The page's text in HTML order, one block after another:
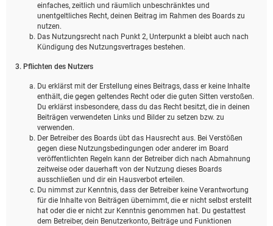
einfaches, zeitlich und räumlich unbeschränktes und
unentgeltliches Recht, deinen Beitrag im Rahmen des Boards zu
nutzen.
Das Nutzungsrecht nach Punkt 2, Unterpunkt a bleibt auch nach
Kündigung des Nutzungsvertrages bestehen.
3. Pflichten des Nutzers
Du erklärst mit der Erstellung eines Beitrags, dass er keine Inhalte
enthält, die gegen geltendes Recht oder die guten Sitten verstoßen.
Du erklärst insbesondere, dass du das Recht besitzt, die in deinen
Beiträgen verwendeten Links und Bilder zu setzen bzw. zu
verwenden.
Der Betreiber des Boards übt das Hausrecht aus. Bei Verstößen
gegen diese Nutzungsbedingungen oder anderer im Board
veröffentlichten Regeln kann der Betreiber dich nach Abmahnung
zeitweise oder dauerhaft von der Nutzung dieses Boards
ausschließen und dir ein Hausverbot erteilen.
Du nimmst zur Kenntnis, dass der Betreiber keine Verantwortung
für die Inhalte von Beiträgen übernimmt, die er nicht selbst erstellt
hat oder die er nicht zur Kenntnis genommen hat. Du gestattest
dem Betreiber, dein Benutzerkonto, Beiträge und Funktionen